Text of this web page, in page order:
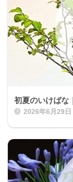
初夏のいけばな
2026年6月29日